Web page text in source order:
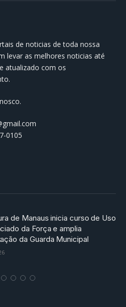
de noticias de toda nossa
levar as melhores noticias até
atualizado com os
0105
de Manaus inicia curso de Uso
da Força e amplia
da Guarda Municipal